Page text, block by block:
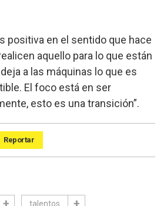
positiva en el sentido que hace
aquello para lo que están
a las máquinas lo que es
El foco está en ser
esto es una transición”.
Reportar
talentos